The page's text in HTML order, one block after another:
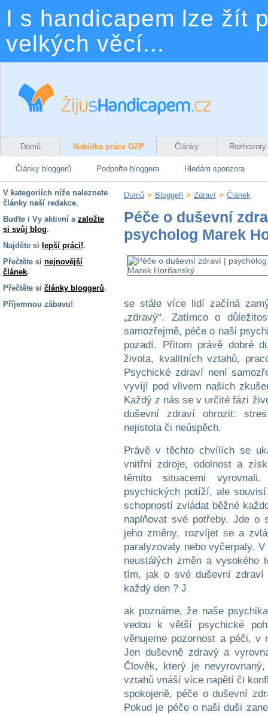
I s handicapem lze žít
velkých věcí...
Domů Nabídka práce OZP Články Rozhovory
Články bloggerů Podpořte bloggera Hledám sponzora
V kategoriích níže naleznete
články naší redakce.
Buďte i Vy aktivní a založte
si svůj blog.
Najděte si lepší práci!.
Přečtěte si nejnovější
článek.
Přečtěte si články bloggerů.
Příjemnou zábavu!
Domů > Bloggeři > Zdraví > Článek
Péče o duševní
psycholog Marek
se stále více lidí začíná
„zdravý“. Zatímco o
samozřejmě, péče o naši
pozadí. Přitom právě dobré
života, kvalitních vztahů,
Psychické zdraví není
vyvíjí pod vlivem našich
Každý z nás se v určité fázi
duševní zdraví ohrozit:
nejistota či neúspěch.
Právě v těchto chvílích se
vnitřní zdroje, odolnost a
těmito situacemi
psychických potíží, ale
schopností zvládat běžné
naplňovat své potřeby. Jde o
jeho změny, rozvíjet se a
paralyzovaly nebo vyčerpaly.
neustálých změn a
tím, jak o své duševní zdraví
každý den ? J
ak poznáme, že naše
vedou k větší psychické
věnujeme pozornost a péči, v
Jen duševně zdravý a
Člověk, který je
vztahů vnáší více napětí či
spokojeně, péče o duševní
Pokud je péče o naši duši